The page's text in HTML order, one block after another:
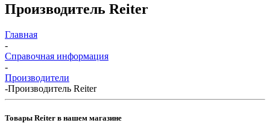
Производитель Reiter
Главная
-
Справочная информация
-
Производители
-Производитель Reiter
Товары Reiter в нашем магазине